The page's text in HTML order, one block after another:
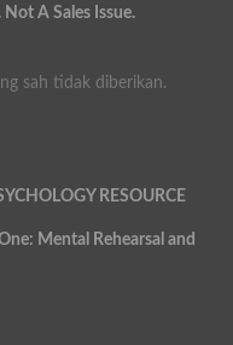
A Sales Issue.
sah tidak diberikan.
RESOURCE
Mental Rehearsal and